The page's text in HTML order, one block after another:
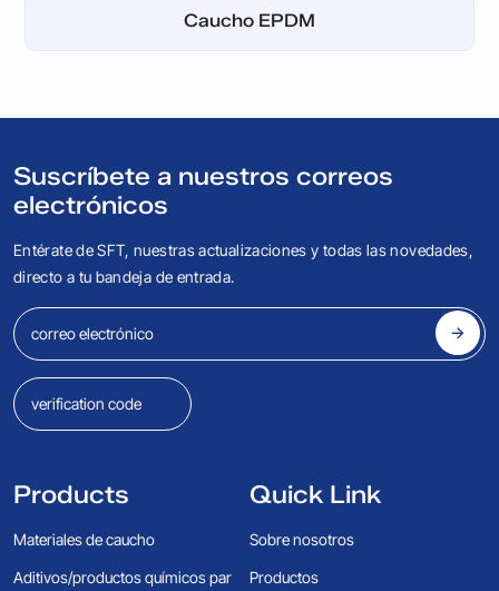
Caucho de butilo, IIR
Caucho crepé
Caucho EPDM
Caucho FKM
Caucho de polisopreno, IR
Caucho recuperado natural
Caucho recuperado NBR
Caucho de neopreno, CR
Caucho de nitrilo, NBR
Caucho de polibutadieno, BR
Caucho de silicona, SR
Caucho estándar
Suscríbete a nuestros correos
electrónicos
Entérate de SFT, nuestras actualizaciones y todas las novedades,
directo a tu bandeja de entrada.
Products
Materiales de caucho
Aditivos/productos químicos par
Quick Link
Sobre nosotros
Productos